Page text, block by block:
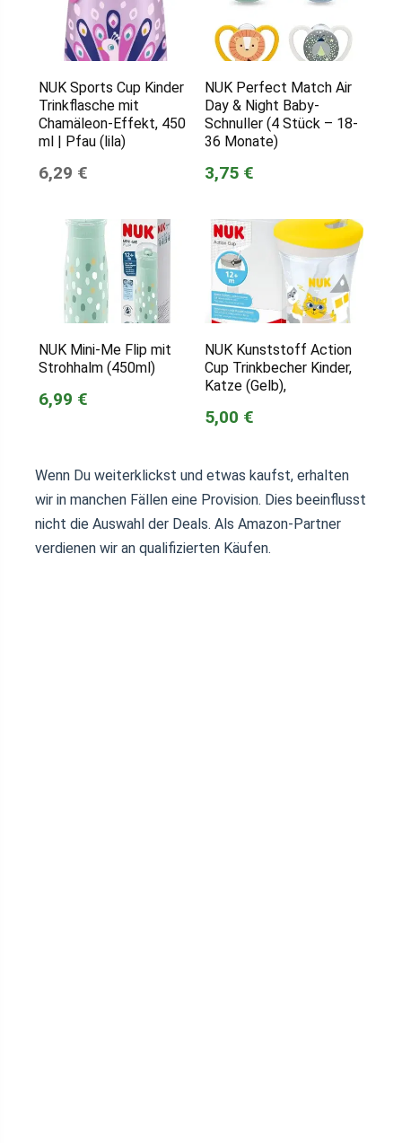
NUK Sports Cup Kinder
Trinkflasche mit
Chamäleon-Effekt, 450
ml | Pfau (lila)
6,29 €
NUK Perfect Match Air
Day & Night Baby-
Schnuller (4 Stück – 18-
36 Monate)
3,75 €
NUK Mini-Me Flip mit
Strohhalm (450ml)
6,99 €
NUK Kunststoff Action
Cup Trinkbecher Kinder,
Katze (Gelb),
5,00 €
Wenn Du weiterklickst und etwas kaufst, erhalten
wir in manchen Fällen eine Provision. Dies beeinflusst
nicht die Auswahl der Deals. Als Amazon-Partner
verdienen wir an qualifizierten Käufen.